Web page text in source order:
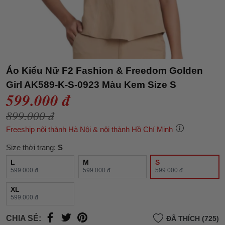
Áo Kiểu Nữ F2 Fashion & Freedom Golden
Girl AK589-K-S-0923 Màu Kem Size S
599.000 đ
899.000 đ
Freeship nội thành Hà Nội & nội thành Hồ Chí Minh
Size thời trang: S
L
599.000 đ
M
599.000 đ
S
599.000 đ
XL
599.000 đ
CHIA SẺ: ĐÃ THÍCH (725)